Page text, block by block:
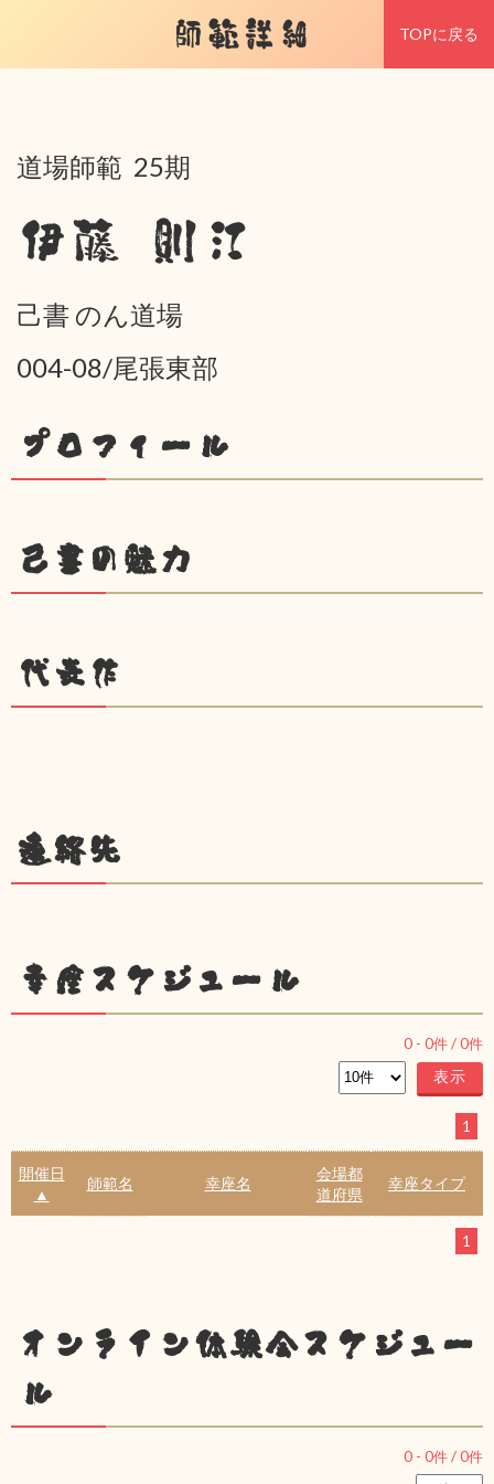
師範詳細 TOPに戻る
道場師範 25期
伊藤 則江
己書 のん道場
004-08/尾張東部
プロフィール
己書の魅力
代表作
連絡先
幸座スケジュール
0 - 0件 /0件
1
開催日
▲
師範名 幸座名
会場都
道府県
幸座タイプ
1
オンライン体験会スケジュー
ル
0 - 0件 /0件